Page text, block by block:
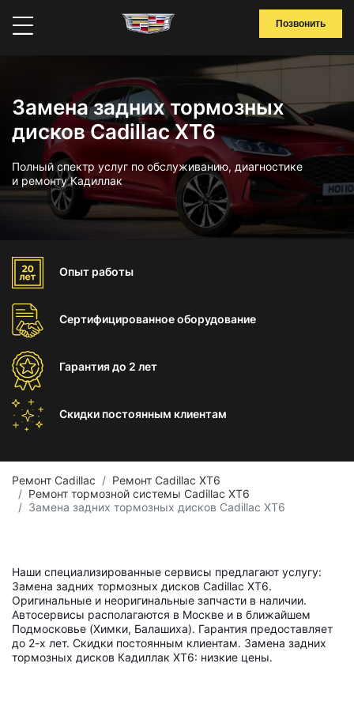
Позвонить
Замена задних тормозных
дисков Cadillac XT6
Полный спектр услуг по обслуживанию, диагностике
и ремонту Кадиллак
Опыт работы
Сертифицированноеоборудование
Гарантиядо 2 лет
Скидки постоянным клиентам
Ремонт Cadillac
Ремонт Cadillac XT6
Ремонт тормозной системы Cadillac XT6
Замена задних тормозных дисков Cadillac XT6
Наши специализированные сервисы предлагают услугу:
Замена задних тормозных дисков Cadillac XT6.
Оригинальные и неоригинальные запчасти в наличии.
Автосервисы располагаются в Москве и в ближайшем
Подмосковье (Химки, Балашиха). Гарантия предоставляет
до 2-х лет. Скидки постоянным клиентам. Замена задних
тормозных дисков Кадиллак ХТ6: низкие цены.